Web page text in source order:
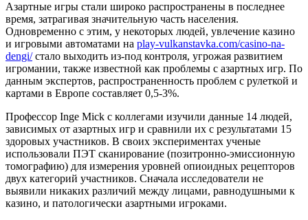
Азартные игры стали широко распространены в последнее
время, затрагивая значительную часть населения.
Одновременно с этим, у некоторых людей, увлечение казино
и игровыми автоматами на play-vulkanstavka.com/casino-na-
dengi/стало выходить из-под контроля, угрожая развитием
игромании, также известной как проблемы с азартных игр. По
данным экспертов, распространенность проблем с рулеткой и
картами в Европе составляет 0,5-3%.
Профессор Inge Mick с коллегами изучили данные 14 людей,
зависимых от азартных игр и сравнили их с результатами 15
здоровых участников. В своих экспериментах ученые
использовали ПЭТ сканирование (позитронно-эмиссионную
томографию) для измерения уровней опиоидных рецепторов
двух категорий участников. Сначала исследователи не
выявили никаких различий между лицами, равнодушными к
казино, и патологически азартными игроками.